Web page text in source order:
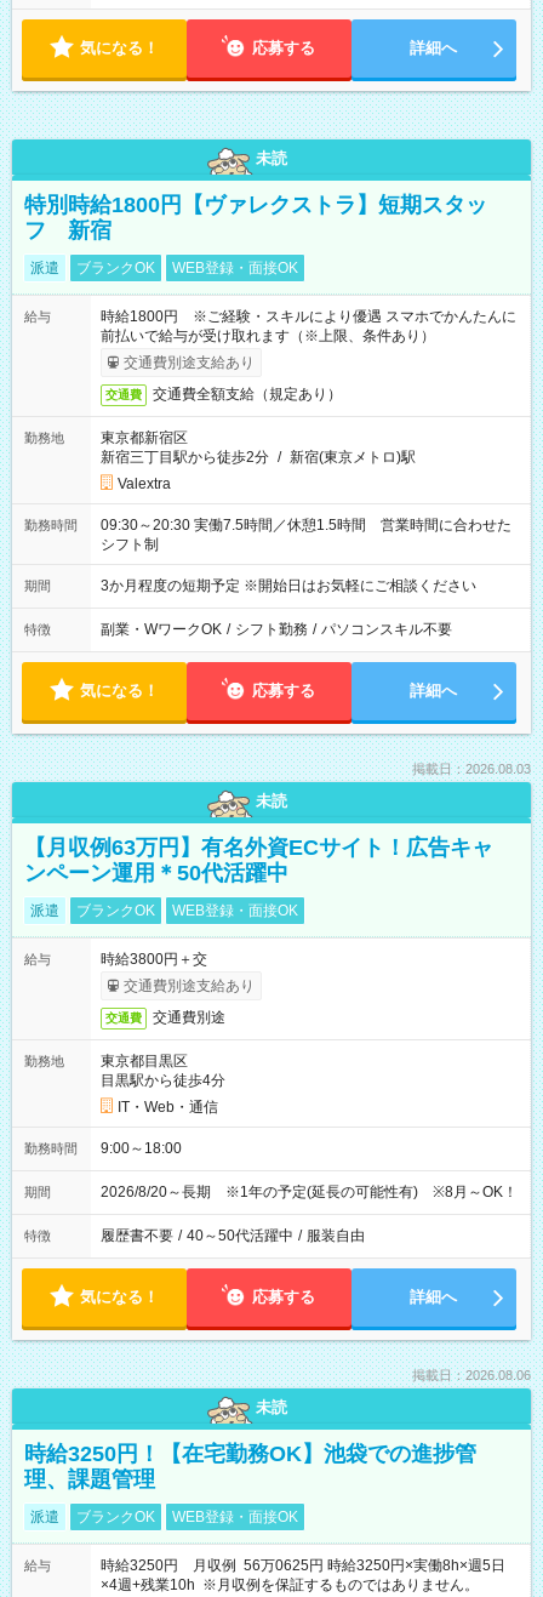
気になる！ 応募する 詳細へ
未読
特別時給1800円【ヴァレクストラ】短期スタッ
フ 新宿
派遣 ブランクOK WEB登録・面接OK
給与
時給1800円 ※ご経験・スキルにより優遇 スマホでかんたんに
前払いで給与が受け取れます（※上限、条件あり）
交通費別途支給あり
交通費 交通費全額支給（規定あり）
勤務地
東京都新宿区
新宿三丁目駅から徒歩2分 / 新宿(東京メトロ)駅
Valextra
勤務時間
09:30～20:30 実働7.5時間／休憩1.5時間 営業時間に合わせた
シフト制
期間 3か月程度の短期予定 ※開始日はお気軽にご相談ください
特徴 副業・WワークOK / シフト勤務 / パソコンスキル不要
気になる！ 応募する 詳細へ
掲載日：2026.08.03
未読
【月収例63万円】有名外資ECサイト！広告キャ
ンペーン運用＊50代活躍中
派遣 ブランクOK WEB登録・面接OK
給与
時給3800円＋交
交通費別途支給あり
交通費 交通費別途
勤務地
東京都目黒区
目黒駅から徒歩4分
IT・Web・通信
勤務時間 9:00～18:00
期間 2026/8/20～長期 ※1年の予定(延長の可能性有) ※8月～OK！
特徴 履歴書不要 / 40～50代活躍中 / 服装自由
気になる！ 応募する 詳細へ
掲載日：2026.08.06
未読
時給3250円！【在宅勤務OK】池袋での進捗管
理、課題管理
派遣 ブランクOK WEB登録・面接OK
給与
時給3250円 月収例 56万0625円 時給3250円×実働8h×週5日
×4週+残業10h ※月収例を保証するものではありません。